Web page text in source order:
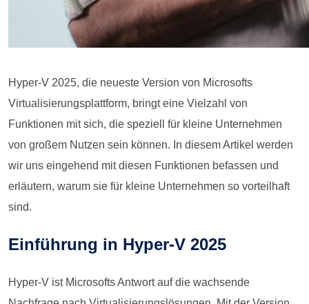
Hyper-V 2025, die neueste Version von Microsofts
Virtualisierungsplattform, bringt eine Vielzahl von
Funktionen mit sich, die speziell für kleine Unternehmen
von großem Nutzen sein können. In diesem Artikel werden
wir uns eingehend mit diesen Funktionen befassen und
erläutern, warum sie für kleine Unternehmen so vorteilhaft
sind.
Einführung in Hyper-V 2025
Hyper-V ist Microsofts Antwort auf die wachsende